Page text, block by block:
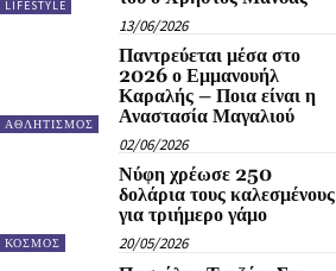
LIFESTYLE
13/06/2026
ΑΘΛΗΤΙΣΜΟΣ
Παντρεύεται μέσα στο
2026 ο Εμμανουήλ
Καραλής – Ποια είναι η
Αναστασία Μαγαλιού
02/06/2026
ΚΟΣΜΟΣ
Νύφη χρέωσε 250
δολάρια τους καλεσμένους
για τριήμερο γάμο
20/05/2026